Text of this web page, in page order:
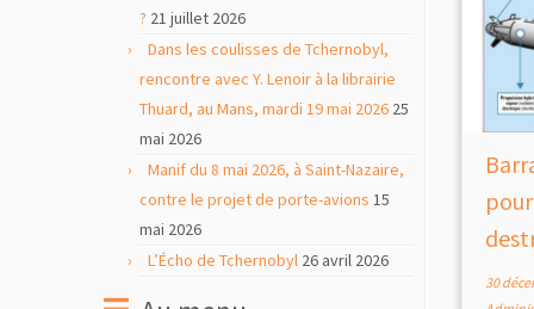
? 21 juillet 2026
Dans les coulisses de Tchernobyl,
rencontre avec Y. Lenoir à la librairie
Thuard, au Mans, mardi 19 mai 2026 25
mai 2026
Manif du 8 mai 2026, à Saint-Nazaire,
contre le projet de porte-avions 15
mai 2026
L’Écho de Tchernobyl 26 avril 2026
30